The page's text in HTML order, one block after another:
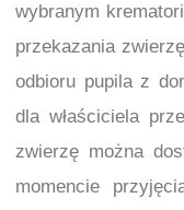
wybranym
przekazania
odbioru pupila z
dla właściciela
zwierzę można
momencie